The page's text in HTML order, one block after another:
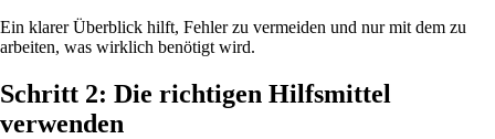
Ein klarer Überblick hilft, Fehler zu vermeiden und nur mit dem zu
arbeiten, was wirklich benötigt wird.
Schritt 2: Die richtigen Hilfsmittel
verwenden